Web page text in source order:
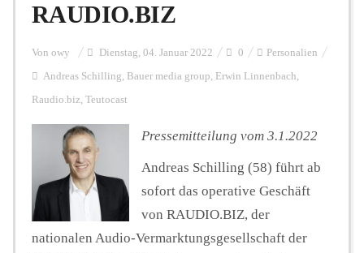
Personalien
Hintergrund
FUNKTURM-Beiträge
Podcast
RAUDIO.BIZ
Von owy Dienstag, 04. Januar 2022 0 Personalien
Andreas Schilling, Bauer media group, Erwin Linnenbach,
Raudio.biz, Teutocast
Pressemitteilung vom 3.1.2022
Andreas Schilling (58) führt ab
sofort das operative Geschäft
von RAUDIO.BIZ, der
nationalen Audio-Vermarktungsgesellschaft der